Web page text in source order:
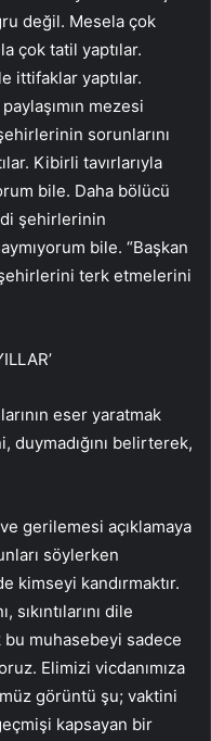
değil. Mesela çok
çok tatil yaptılar.
ittifaklar yaptılar.
mezesi
sorunlarını
Kibirli tavırlarıyla
bile. Daha bölücü
şehirlerinin
bile. “Başkan
şehirlerini terk etmelerini
eser yaratmak
duymadığını belirterek,
gerilemesi açıklamaya
söylerken
kimseyi kandırmaktır.
dile
muhasebeyi sadece
Elimizi vicdanımıza
görüntü şu; vaktini
kapsayan bir